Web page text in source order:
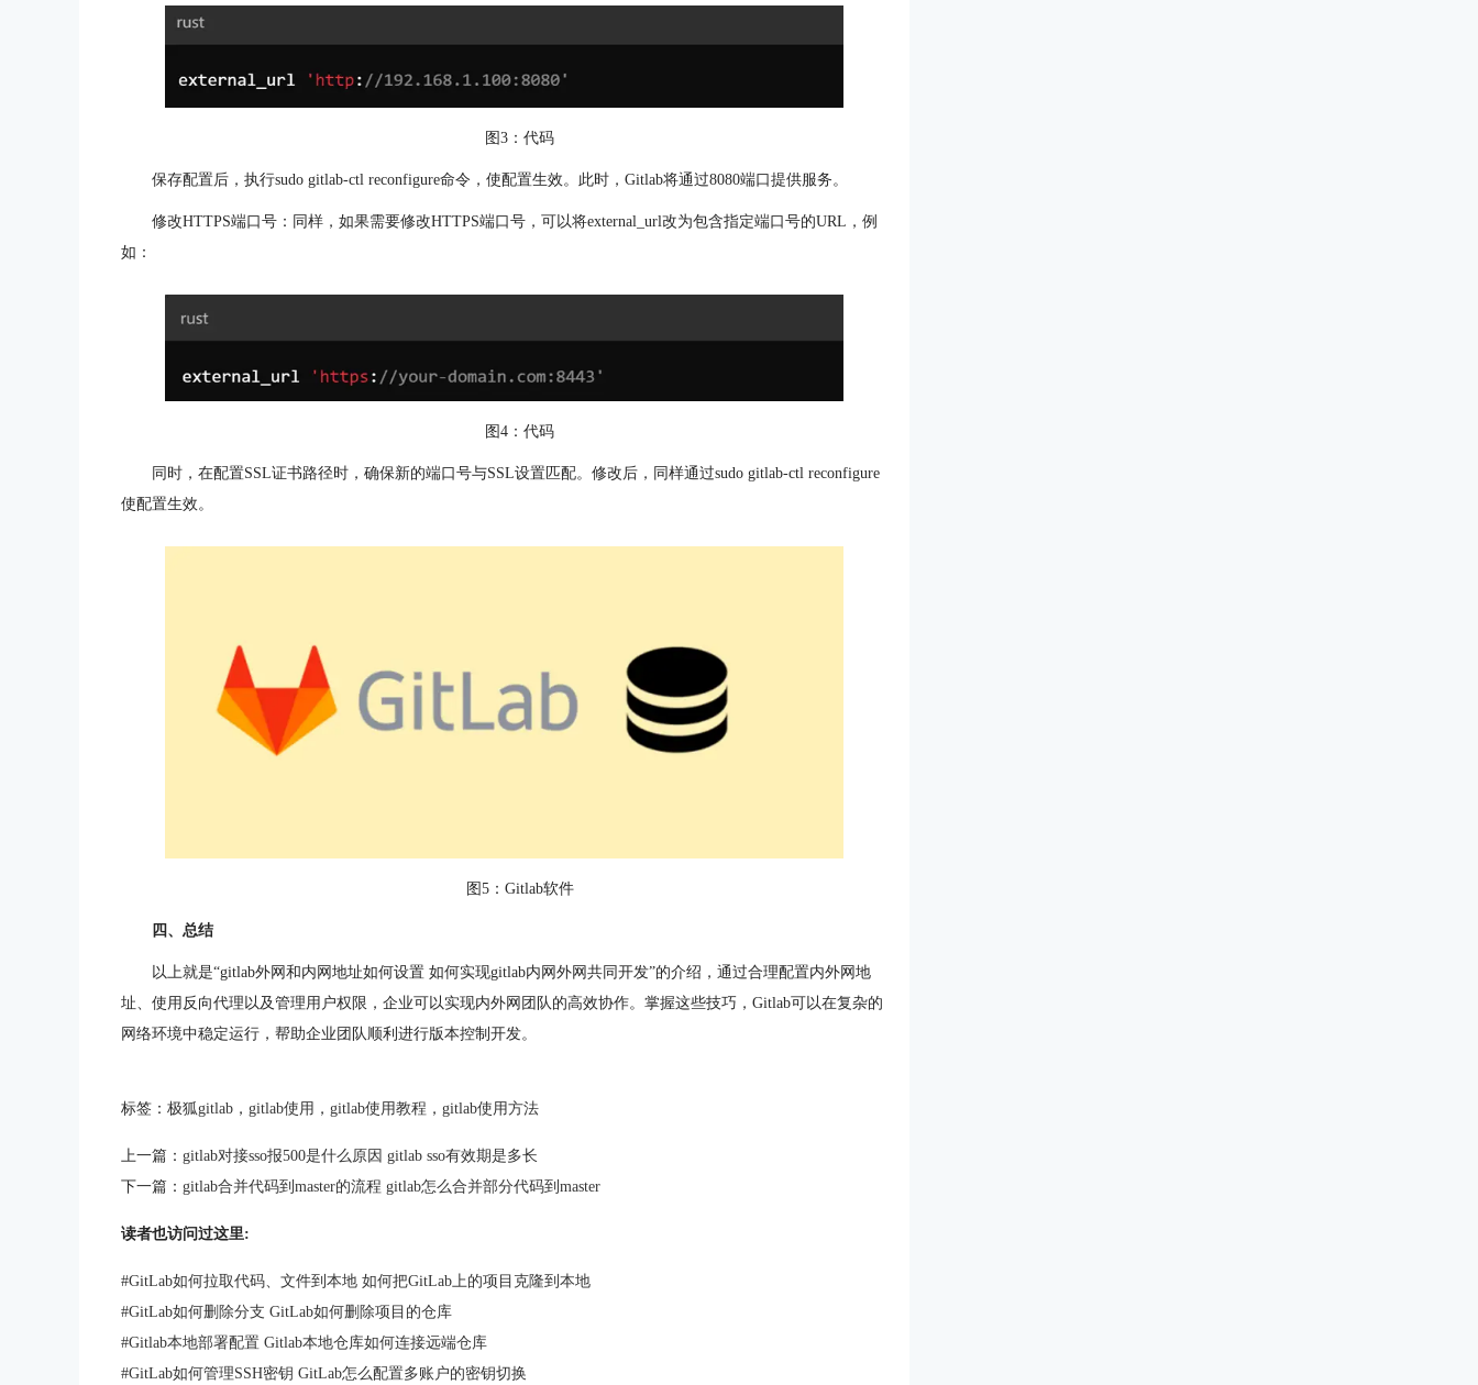
图3：代码
保存配置后，执行sudo gitlab-ctl reconfigure命令，使配置生效。此时，Gitlab将通过8080端口提供服务。
修改HTTPS端口号：同样，如果需要修改HTTPS端口号，可以将external_url改为包含指定端口号的URL，例
如：
图4：代码
同时，在配置SSL证书路径时，确保新的端口号与SSL设置匹配。修改后，同样通过sudo gitlab-ctl reconfigure
使配置生效。
图5：Gitlab软件
四、总结
以上就是“gitlab外网和内网地址如何设置 如何实现gitlab内网外网共同开发”的介绍，通过合理配置内外网地
址、使用反向代理以及管理用户权限，企业可以实现内外网团队的高效协作。掌握这些技巧，Gitlab可以在复杂的
网络环境中稳定运行，帮助企业团队顺利进行版本控制开发。
标签： 极狐gitlab ， gitlab使用 ， gitlab使用教程 ， gitlab使用方法
上一篇： gitlab对接sso报500是什么原因 gitlab sso有效期是多长
下一篇： gitlab合并代码到master的流程 gitlab怎么合并部分代码到master
读者也访问过这里:
#GitLab如何拉取代码、文件到本地 如何把GitLab上的项目克隆到本地
#GitLab如何删除分支 GitLab如何删除项目的仓库
#Gitlab本地部署配置 Gitlab本地仓库如何连接远端仓库
#GitLab如何管理SSH密钥 GitLab怎么配置多账户的密钥切换